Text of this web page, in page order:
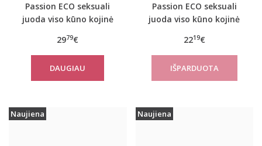
Passion ECO seksuali
juoda viso kūno kojinė
2979€
DAUGIAU
Passion ECO seksuali
juoda viso kūno kojinė
2219€
Naujiena Naujiena